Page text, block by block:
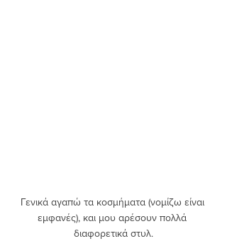
Γενικά αγαπώ τα κοσμήματα (νομίζω είναι
εμφανές), και μου αρέσουν πολλά
διαφορετικά στυλ.